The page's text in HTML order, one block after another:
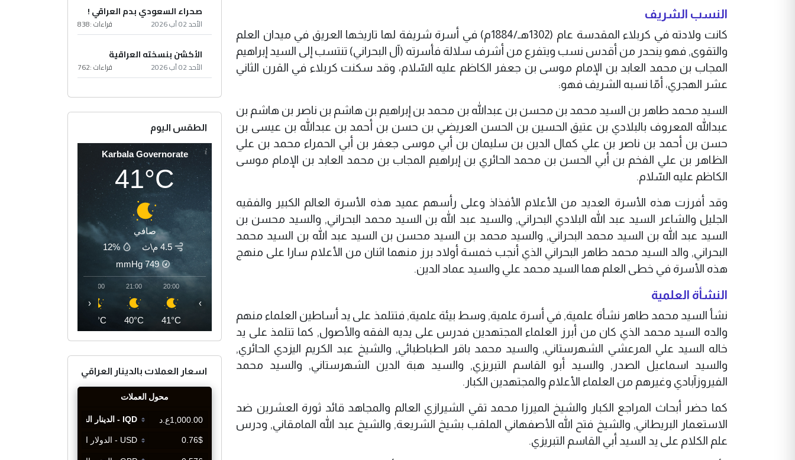
النسب الشريف
كانت ولادته في كربلاء المقدسة عام (1302هـ/1884م) في أسرة شريفة لها تاريخها العريق في ميدان العلم
والتقوى, فهو ينحدر من أقدس نسب ويتفرع من أشرف سلالة فأسرته (آل البحراني) تنتسب إلى السيد إبراهيم
المجاب بن محمد العابد بن الإمام موسى بن جعفر الكاظم عليه السّلام، وقد سكنت كربلاء في القرن الثاني
عشر الهجري، أمّا نسبه الشريف فهو:
السيد محمد طاهر بن السيد محمد بن محسن بن عبدالله بن محمد بن إبراهيم بن هاشم بن ناصر بن هاشم بن
عبدالله المعروف بالبلادي بن عتيق الحسين بن الحسن العريضي بن حسن بن أحمد بن عبدالله بن عيسى بن
حسن بن أحمد بن ناصر بن علي كمال الدين بن سليمان بن أبي موسى جعفر بن أبي الحمراء محمد بن علي
الظاهر بن علي الفخم بن أبي الحسن بن محمد الحائري بن إبراهيم المجاب بن محمد العابد بن الإمام موسى
الكاظم عليه السّلام.
وقد أفرزت هذه الأسرة العديد من الأعلام الأفذاذ وعلى رأسهم عميد هذه الأسرة العالم الكبير والفقيه
الجليل والشاعر السيد عبد الله البلادي البحراني, والسيد عبد الله بن السيد محمد البحراني, والسيد محسن بن
السيد عبد الله بن السيد محمد البحراني, والسيد محمد بن السيد محسن بن السيد عبد الله بن السيد محمد
البحراني, والد السيد محمد طاهر البحراني الذي أنجب خمسة أولاد برز منهما اثنان من الأعلام سارا على منهج
هذه الأسرة في خطى العلم هما السيد محمد علي والسيد عماد الدين.
النشأة العلمية
نشأ السيد محمد طاهر نشأة علمية, في أسرة علمية, وسط بيئة علمية, فتتلمذ على يد أساطين العلماء منهم
والده السيد محمد الذي كان من أبرز العلماء المجتهدين فدرس على يديه الفقه والأصول, كما تتلمذ على يد
خاله السيد علي المرعشي الشهرستاني, والسيد محمد باقر الطباطبائي, والشيخ عبد الكريم اليزدي الحائري,
والسيد اسماعيل الصدر, والسيد أبو القاسم التبريزي, والسيد هبة الدين الشهرستاني, والسيد محمد
الفيروزآبادي وغيرهم من العلماء الأعلام والمجتهدين الكبار.
كما حضر أبحاث المراجع الكبار والشيخ الميرزا محمد تقي الشيرازي العالم والمجاهد قائد ثورة العشرين ضد
الاستعمار البريطاني, والشيخ فتح الله الأصفهاني الملقب بشيخ الشريعة, والشيخ عبد الله المامقاني, ودرس
علم الكلام على يد السيد أبي القاسم التبريزي.
صحراء السعودي بدم العراقي !
الأحد 02 آب 2026 قراءات :838
الأكشن بنسخته العراقية
الأحد 02 آب 2026 قراءات :762
الطقس اليوم
Karbala Governorate
41°C
صافي
4.5 م\ث
12%
749
mmHg
20:00
41°C
21:00
40°C
22:00
39°C
‹ ›
اسعار العملات بالدينار العراقي